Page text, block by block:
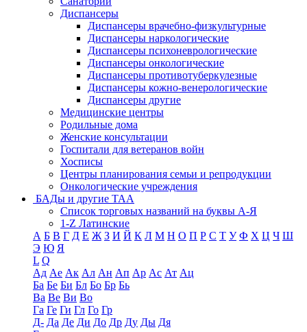
Диспансеры
Диспансеры врачебно-физкультурные
Диспансеры наркологические
Диспансеры психоневрологические
Диспансеры онкологические
Диспансеры противотуберкулезные
Диспансеры кожно-венерологические
Диспансеры другие
Медицинские центры
Родильные дома
Женские консультации
Госпитали для ветеранов войн
Хосписы
Центры планирования семьи и репродукции
Онкологические учреждения
БАДы и другие ТАА
Список торговых названий на буквы А-Я
1-Z Латинские
А Б В Г Д Е Ж З И Й К Л М Н О П Р С Т У Ф Х Ц Ч Ш
Э Ю Я
L Q
Ад Ае Ак Ал Ан Ап Ар Ас Ат Ац
Ба Бе Би Бл Бо Бр Бь
Ва Ве Ви Во
Га Ге Ги Гл Го Гр
Д- Да Де Ди До Др Ду Ды Дя